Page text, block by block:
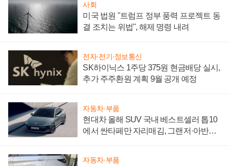
사회
미국 법원 "트럼프 정부 풍력 프로젝트 동
결 조치는 위법", 해제 명령 내려
전자·전기·정보통신
SK하이닉스 1주당 375원 현금배당 실시,
추가 주주환원 계획 9월 공개 예정
자동차·부품
현대차 올해 SUV 국내 베스트셀러 톱10
에서 싼타페만 자리매김, 그랜저·아반떼
자동차·부품